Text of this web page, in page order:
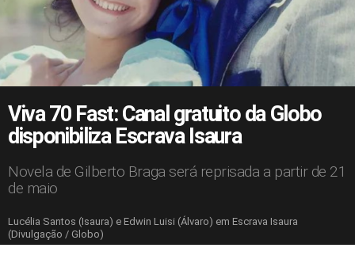
Viva 70 Fast: Canal gratuito da Globo
disponibiliza Escrava Isaura
Novela de Gilberto Braga será reprisada a partir de 21
de maio
Lucélia Santos (Isaura) e Edwin Luisi (Álvaro) em Escrava Isaura
(Divulgação / Globo)